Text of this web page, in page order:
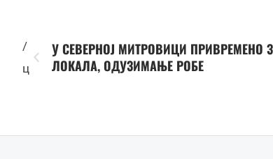
/
ц
У СЕВЕРНОЈ МИТРОВИЦИ ПРИВРЕМЕНО
ЛОКАЛА, ОДУЗИМАЊЕ РОБЕ